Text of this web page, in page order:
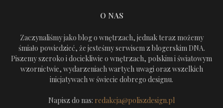
O NAS
Zaczynaliśmy jako blog o wnętrzach, jednak teraz możemy
śmiało powiedzieć, że jesteśmy serwisem z blogerskim DNA.
Piszemy szeroko i dociekliwie o wnętrzach, polskim i światowym
wzornictwie, wydarzeniach wartych uwagi oraz wszelkich
inicjatywach w świecie dobrego designu.
Napisz do nas: redakcja@poliszdesign.pl